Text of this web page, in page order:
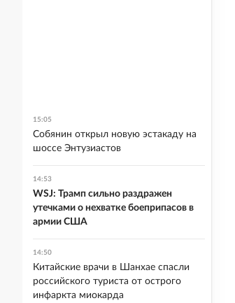
15:05
Собянин открыл новую эстакаду на
шоссе Энтузиастов
14:53
WSJ: Трамп сильно раздражен
утечками о нехватке боеприпасов в
армии США
14:50
Китайские врачи в Шанхае спасли
российского туриста от острого
инфаркта миокарда